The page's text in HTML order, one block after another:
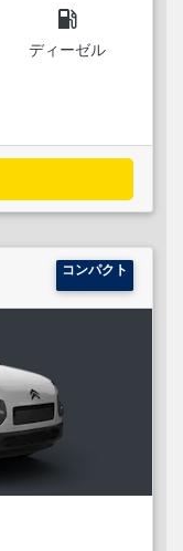
local_gas_station
ディーゼル
コンパクト